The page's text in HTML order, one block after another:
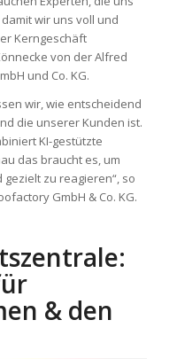
wir uns voll und
Kerngeschäft
von der Alfred
und Co. KG.
wir, wie entscheidend
die unserer Kunden ist.
KI-gestützte
das braucht es, um
zu reagieren“, so
GmbH & Co. KG.
& den